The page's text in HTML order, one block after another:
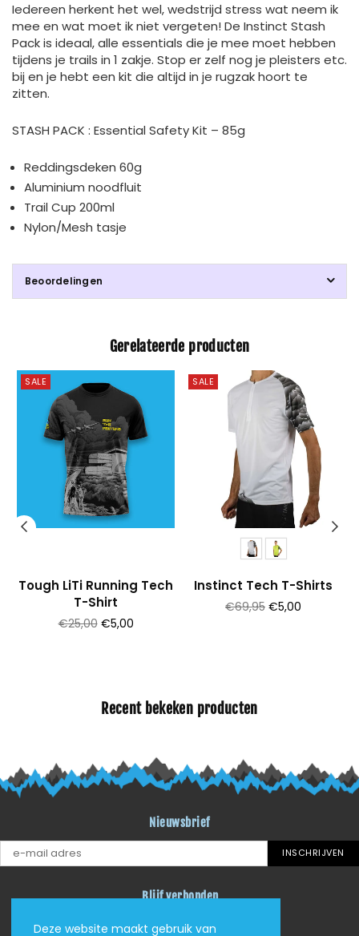
Deze website maakt gebruik van
Iedereen herkent het wel, wedstrijd stress wat neem ik
mee en wat moet ik niet vergeten! De Instinct Stash
Pack is ideaal, alle essentials die je mee moet hebben
tijdens je trails in 1 zakje. Stop er zelf nog je pleisters etc.
bij en je hebt een kit die altijd in je rugzak hoort te
zitten.
STASH PACK : Essential Safety Kit – 85g
Reddingsdeken 60g
Aluminium noodfluit
Trail Cup 200ml
Nylon/Mesh tasje
Beoordelingen
Gerelateerde producten
SALE
Tough LiTi Running Tech
T-Shirt
Prijs
€25,00 €5,00
SALE
Instinct Tech T-Shirts
Prijs
€69,95 €5,00
Recent bekeken producten
Nieuwsbrief
INSCHRIJVEN
Blijf verbonden
FacebookInstagramYouTube